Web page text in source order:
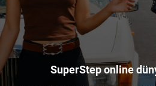
SuperStep online